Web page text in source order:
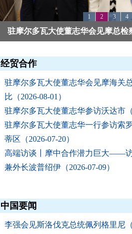
1 2 3 4
驻摩尔多瓦大使董志华会见摩总检
经贸合作
驻摩尔多瓦大使董志华会见摩海关
比 （2026-08-01）
驻摩尔多瓦大使董志华参访沃达市
驻摩尔多瓦大使董志华一行参访索
蒂区 （2026-07-20）
高端访谈丨摩中合作潜力巨大——
兼外长波普绍伊 （2026-07-09）
中国要闻
李强会见斯洛伐克总统佩列格里尼